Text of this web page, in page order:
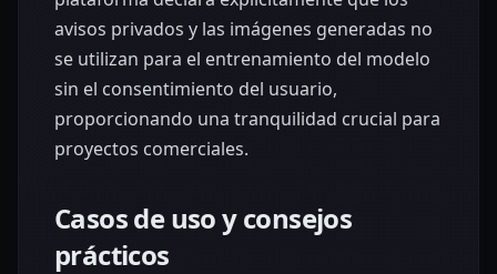
avisos privados y las imágenes generadas no
se utilizan para el entrenamiento del modelo
sin el consentimiento del usuario,
proporcionando una tranquilidad crucial para
proyectos comerciales.
Casos de uso y consejos
prácticos